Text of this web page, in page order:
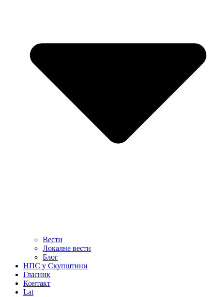
Вести
Локалне вести
Блог
НПС у Скупштини
Гласник
Контакт
Lat